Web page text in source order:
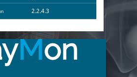
2.2.4.3
Mon